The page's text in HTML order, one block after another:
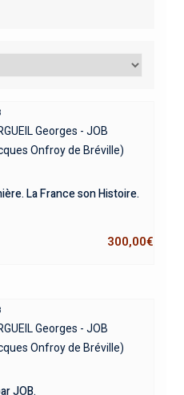
Georges - JOB
Onfroy de Bréville)
La France son Histoire.
300,00€
Georges - JOB
Onfroy de Bréville)
JOB.